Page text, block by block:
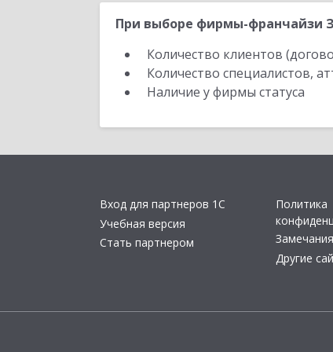
При выборе фирмы-франчайзи
Количество клиентов
Количество специалистов,
Наличие у фирмы статуса
Вход для партнеров 1С
Учебная версия
Стать партнером
Политика
Другие